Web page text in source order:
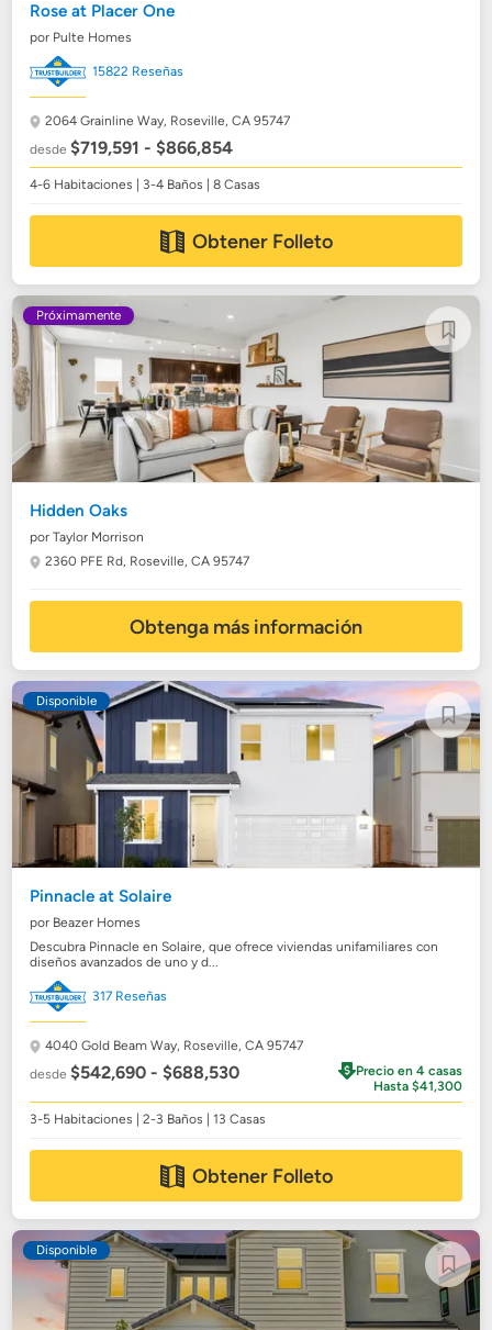
Rose at Placer One
por Pulte Homes
15822 Reseñas
2064 Grainline Way, Roseville, CA 95747
desde$719,591 - $866,854
4-6 Habitaciones | 3-4 Baños | 8 Casas
Obtener Folleto
Próximamente
Hidden Oaks
por Taylor Morrison
2360 PFE Rd, Roseville, CA 95747
Obtenga más información
Disponible
Pinnacle at Solaire
por Beazer Homes
Descubra Pinnacle en Solaire, que ofrece viviendas unifamiliares con
diseños avanzados de uno y d...
317 Reseñas
4040 Gold Beam Way, Roseville, CA 95747
desde$542,690 - $688,530
Precio en 4 casas
Hasta $41,300
3-5 Habitaciones | 2-3 Baños | 13 Casas
Obtener Folleto
Disponible